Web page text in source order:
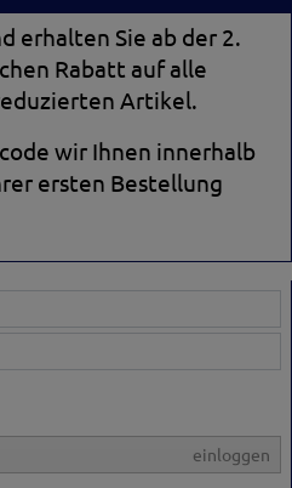
erhalten Sie ab der 2.
Rabatt auf alle
Artikel.
wir Ihnen innerhalb
ersten Bestellung
einloggen